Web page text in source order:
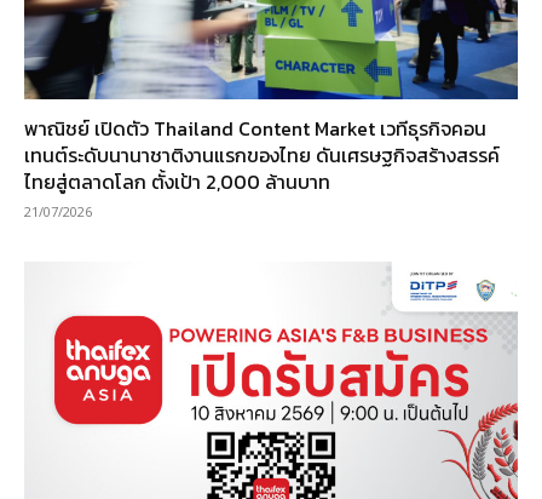
พาณิชย์ เปิดตัว Thailand Content Market เวทีธุรกิจคอน
เทนต์ระดับนานาชาติงานแรกของไทย ดันเศรษฐกิจสร้างสรรค์
ไทยสู่ตลาดโลก ตั้งเป้า 2,000 ล้านบาท
21/07/2026